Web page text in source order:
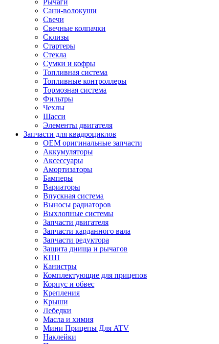
Сани-волокуши
Свечи
Свечные колпачки
Склизы
Стартеры
Стекла
Сумки и кофры
Топливная система
Топливные контроллеры
Тормозная система
Фильтры
Чехлы
Шасси
Элементы двигателя
Запчасти для квадроциклов
OEM оригинальные запчасти
Аккумуляторы
Аксессуары
Амортизаторы
Бамперы
Вариаторы
Впускная система
Выносы радиаторов
Выхлопные системы
Запчасти двигателя
Запчасти карданного вала
Запчасти редуктора
Защита днища и рычагов
КПП
Канистры
Комплектующие для прицепов
Корпус и обвес
Крепления
Крыши
Лебедки
Масла и химия
Мини Прицепы Для ATV
Наклейки